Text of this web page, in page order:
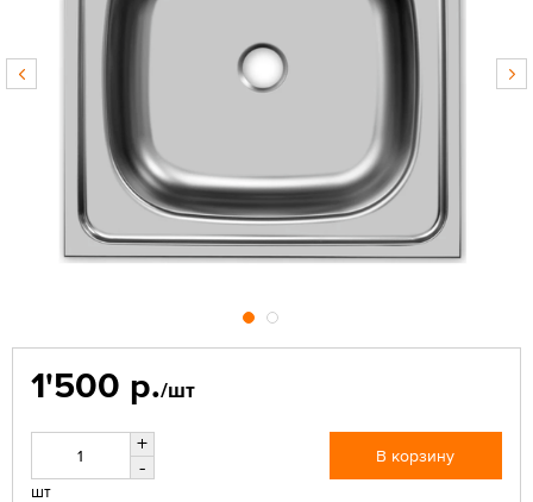
1'500 р./шт
+
-
шт
В корзину